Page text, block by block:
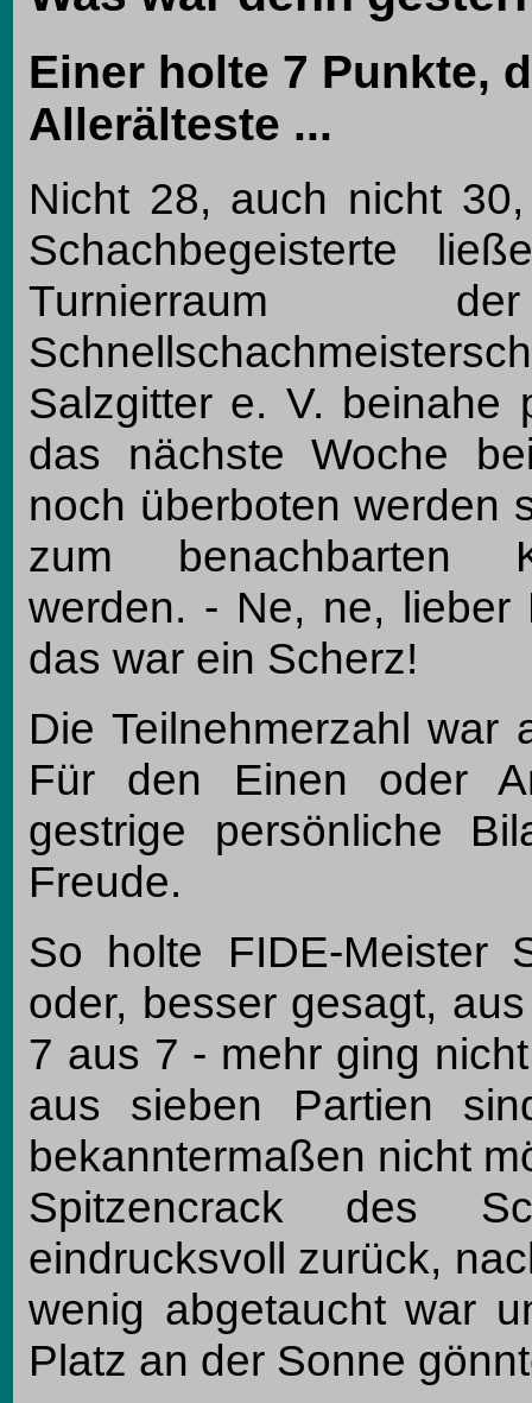
Einer holte 7 Punkte,
Allerälteste ...
Nicht 28, auch nicht
Schachbegeisterte
Turnierraum
Salzgitter e. V. beinahe
das nächste Woche
noch überboten werden
zum benachbarten
werden. - Ne, ne, lieber
das war ein Scherz!
Die Teilnehmerzahl war
Für den Einen oder
gestrige persönliche
Freude.
So holte FIDE-Meister
oder, besser gesagt,
7 aus 7 - mehr ging
aus sieben Partien
bekanntermaßen nicht
Spitzencrack des
eindrucksvoll zurück,
wenig abgetaucht war
Platz an der Sonne